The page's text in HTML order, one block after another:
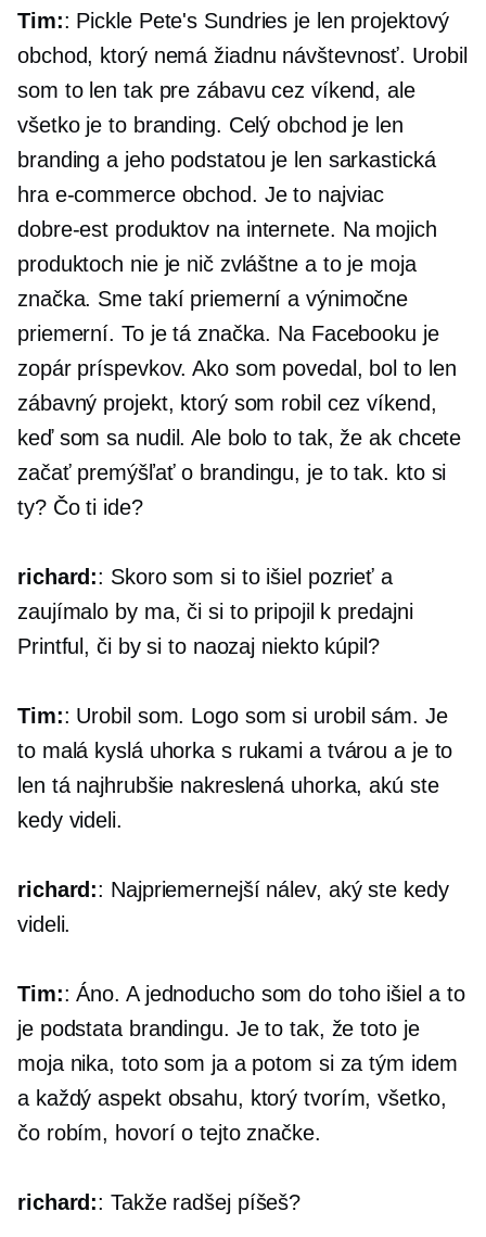
Tim:: Pickle Pete's Sundries je len projektový
obchod, ktorý nemá žiadnu návštevnosť. Urobil
som to len tak pre zábavu cez víkend, ale
všetko je to branding. Celý obchod je len
branding a jeho podstatou je len sarkastická
hra e-commerceobchod. Je to najviac
dobre-est produktov na internete. Na mojich
produktoch nie je nič zvláštne a to je moja
značka. Sme takí priemerní a výnimočne
priemerní. To je tá značka. Na Facebooku je
zopár príspevkov. Ako som povedal, bol to len
zábavný projekt, ktorý som robil cez víkend,
keď som sa nudil. Ale bolo to tak, že ak chcete
začať premýšľať o brandingu, je to tak. kto si
ty? Čo ti ide?
richard:: Skoro som si to išiel pozrieť a
zaujímalo by ma, či si to pripojil k predajni
Printful, či by si to naozaj niekto kúpil?
Tim:: Urobil som. Logo som si urobil sám. Je
to malá kyslá uhorka s rukami a tvárou a je to
len tá najhrubšie nakreslená uhorka, akú ste
kedy videli.
richard:: Najpriemernejší nálev, aký ste kedy
videli.
Tim:: Áno. A jednoducho som do toho išiel a to
je podstata brandingu. Je to tak, že toto je
moja nika, toto som ja a potom si za tým idem
a každý aspekt obsahu, ktorý tvorím, všetko,
čo robím, hovorí o tejto značke.
richard:: Takže radšej píšeš?